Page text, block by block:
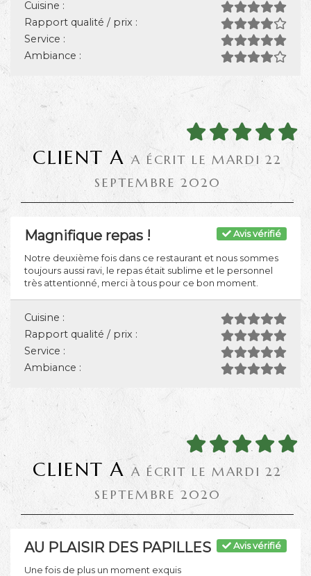
Cuisine :
Rapport qualité / prix :
Service :
Ambiance :
CLIENT A A ÉCRIT LE MARDI 22
SEPTEMBRE 2020
Avis vérifié
Magnifique repas !
Notre deuxième fois dans ce restaurant et nous sommes
toujours aussi ravi, le repas était sublime et le personnel
très attentionné, merci à tous pour ce bon moment.
Cuisine :
Rapport qualité / prix :
Service :
Ambiance :
CLIENT A A ÉCRIT LE MARDI 22
SEPTEMBRE 2020
Avis vérifié
AU PLAISIR DES PAPILLES
Une fois de plus un moment exquis